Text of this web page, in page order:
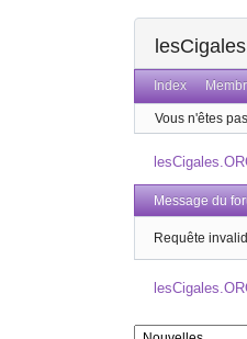
Index
Vous n'êtes
Message du
Requête